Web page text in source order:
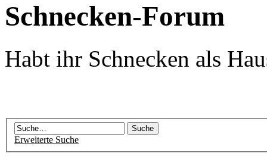
Schnecken-Forum
Habt ihr Schnecken als
Erweiterte Suche